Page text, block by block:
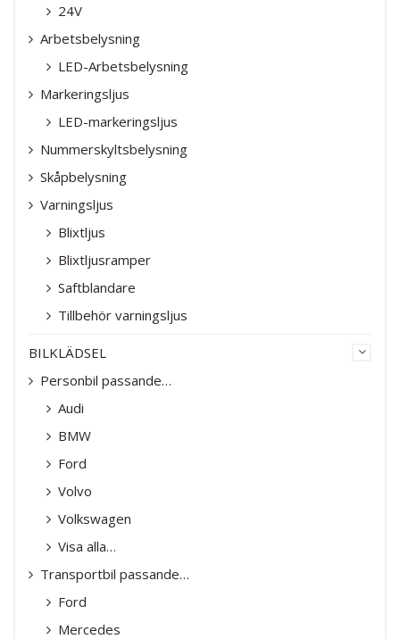
24V
Arbetsbelysning
LED-Arbetsbelysning
Markeringsljus
LED-markeringsljus
Nummerskyltsbelysning
Skåpbelysning
Varningsljus
Blixtljus
Blixtljusramper
Saftblandare
Tillbehör varningsljus
BILKLÄDSEL
Personbil passande…
Audi
BMW
Ford
Volvo
Volkswagen
Visa alla…
Transportbil passande…
Ford
Mercedes